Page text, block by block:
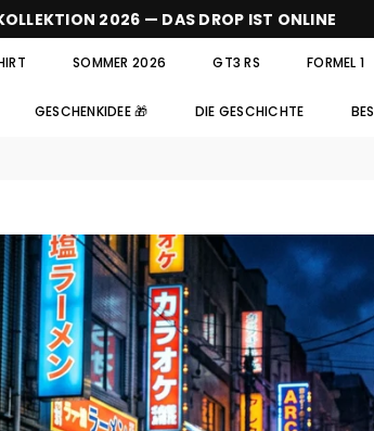
2026 — DAS DROP IST ONLINE
SOMMER 2026 GT3 RS FORMEL 1
GESCHENKIDEE 🎁 DIE GESCHICHTE